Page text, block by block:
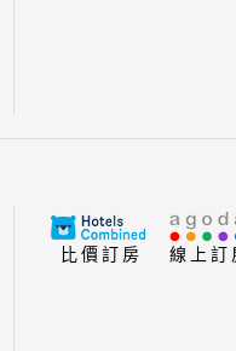
線上訂
比價訂房